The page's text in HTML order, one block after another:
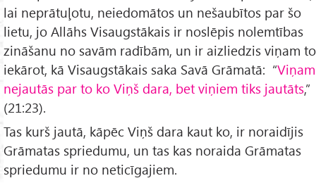
lai neprātuļotu, neiedomātos un nešaubītos par šo
lietu, jo Allāhs Visaugstākais ir noslēpis nolemtības
zināšanu no savām radībām, un ir aizliedzis viņam to
iekārot, kā Visaugstākais saka Savā Grāmatā: “Viņam
nejautās par to ko Viņš dara, bet viņiem tiks jautāts,”
(21:23).
Tas kurš jautā, kāpēc Viņš dara kaut ko, ir noraidījis
Grāmatas spriedumu, un tas kas noraida Grāmatas
spriedumu ir no neticīgajiem.